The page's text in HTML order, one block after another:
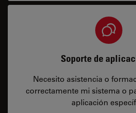
Soporte de
Necesito asistencia o
correctamente mi sistema o
aplicación